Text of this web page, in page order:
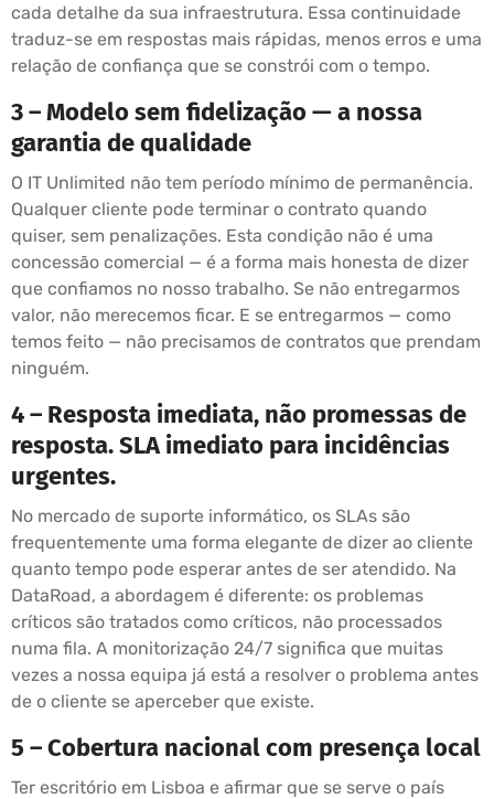
cada detalhe da sua infraestrutura. Essa continuidade
traduz-se em respostas mais rápidas, menos erros e uma
relação de confiança que se constrói com o tempo.
3 – Modelo sem fidelização — a nossa
garantia de qualidade
O IT Unlimited não tem período mínimo de permanência.
Qualquer cliente pode terminar o contrato quando
quiser, sem penalizações. Esta condição não é uma
concessão comercial — é a forma mais honesta de dizer
que confiamos no nosso trabalho. Se não entregarmos
valor, não merecemos ficar. E se entregarmos — como
temos feito — não precisamos de contratos que prendam
ninguém.
4 – Resposta imediata, não promessas de
resposta. SLA imediato para incidências
urgentes.
No mercado de suporte informático, os SLAs são
frequentemente uma forma elegante de dizer ao cliente
quanto tempo pode esperar antes de ser atendido. Na
DataRoad, a abordagem é diferente: os problemas
críticos são tratados como críticos, não processados
numa fila. A monitorização 24/7 significa que muitas
vezes a nossa equipa já está a resolver o problema antes
de o cliente se aperceber que existe.
5 – Cobertura nacional com presença local
Ter escritório em Lisboa e afirmar que se serve o país